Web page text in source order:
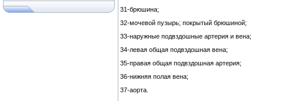
31-брюшина;
32-мочевой пузырь; покрытый брюшиной;
33-наружные подвздошные артерия и вена;
34-левая общая подвздошная вена;
35-правая общая подвздошная артерия;
36-нижняя полая вена;
37-аорта.